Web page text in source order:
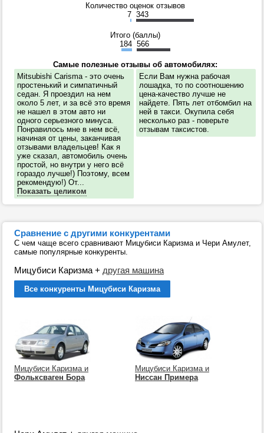
Количество оценок отзывов
7 343
Итого (баллы)
184 566
Самые полезные отзывы об автомобилях:
Mitsubishi Carisma - это очень
простенький и симпатичный
седан. Я проездил на нем
около 5 лет, и за всё это время
не нашел в этом авто ни
одного серьезного минуса.
Понравилось мне в нем всё,
начиная от цены, заканчивая
отзывами владельцев! Как я
уже сказал, автомобиль очень
простой, но внутри у него всё
гораздо лучше!) Поэтому, всем
рекомендую!) От...
Показать целиком
Если Вам нужна рабочая
лошадка, то по соотношению
цена-качество лучше не
найдете. Пять лет отбомбил на
ней в такси. Окупила себя
несколько раз - поверьте
отзывам таксистов.
Сравнение с другими конкурентами
С чем чаще всего сравнивают Мицубиси Каризма и Чери Амулет,
самые популярные конкуренты.
Мицубиси Каризма + другая машина
Все конкуренты Мицубиси Каризма
Мицубиси Каризма и
Фольксваген Бора
Мицубиси Каризма и
Ниссан Примера